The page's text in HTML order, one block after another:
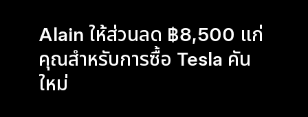
Alain ให้ส่วนลด ฿8,500 แก่
คุณสำหรับการซื้อ Tesla คัน
ใหม่